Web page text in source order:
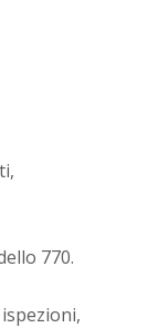
770.